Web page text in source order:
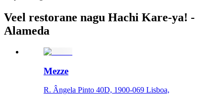
Veel restorane nagu Hachi Kare-ya! -
Alameda
Mezze
R. Ângela Pinto 40D, 1900-069 Lisboa,